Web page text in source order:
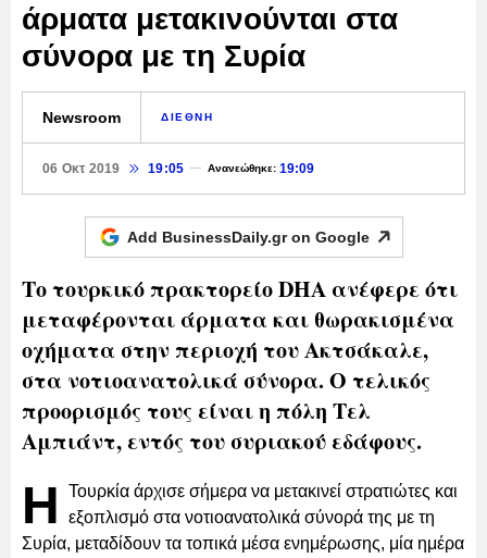
άρματα μετακινούνται στα
σύνορα με τη Συρία
Newsroom ΔΙΕΘΝΗ
06 Οκτ 2019 19:05 Ανανεώθηκε: 19:09
Add BusinessDaily.gr on Google
Το τουρκικό πρακτορείο DHA ανέφερε ότι
μεταφέρονται άρματα και θωρακισμένα
οχήματα στην περιοχή του Ακτσάκαλε,
στα νοτιοανατολικά σύνορα. Ο τελικός
προορισμός τους είναι η πόλη Τελ
Αμπιάντ, εντός του συριακού εδάφους.
Η
Τουρκία άρχισε σήμερα να μετακινεί στρατιώτες και
εξοπλισμό στα νοτιοανατολικά σύνορά της με τη
Συρία, μεταδίδουν τα τοπικά μέσα ενημέρωσης, μία ημέρα